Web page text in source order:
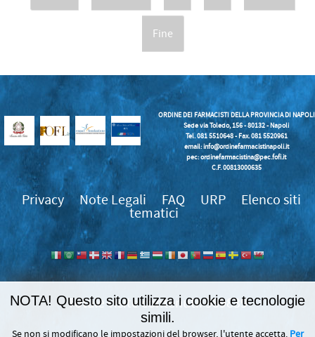
Fine
ORDINE DEI FARMACISTI DELLA PROVINCIA DI NAPOLI
Sede via Toledo, 156 - 80132 - Napoli
Tel. 081 5510648 - Fax. 081 5520961
email:info@ordinefarmacistinapoli.it
pec: ordinefarmacistina@pec.fofi.it
C.F. 00813000635
Privacy Note Legali FAQ URP
Elenco siti
tematici
989839
NOTA! Questo sito utilizza i cookie e tecnologie
simili.
Se non si modificano le impostazioni del browser, l'utente accetta. Per